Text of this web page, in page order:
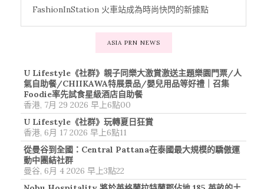
FashionInStation 火車站成為時尚快閃的新據點
ASIA PRN NEWS
U Lifestyle《社群》親子同樂大激賞激送主題樂園門票/人
氣自助餐/CHIIKAWA特展景品/嬰兒用品等好禮｜召集
Foodie率先試食星級酒店自助餐
香港, 7月 29 2026 早上6點00
U Lifestyle《社群》玩轉夏日狂賞
香港, 6月 17 2026 早上6點11
從曼谷到全國：Central Pattana在泰國最大規模的驕傲運
動中團結社群
曼谷, 6月 4 2026 早上3點22